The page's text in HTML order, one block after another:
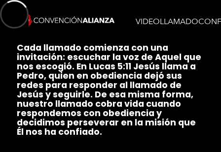
VIDEOLLAMADO
Cada llamado comienza con una
invitación: escuchar la voz de Aquel que
nos escogió. En Lucas 5:11 Jesús llama a
Pedro, quien en obediencia dejó sus
redes para responder al llamado de
Jesús y seguirle. De esa misma forma,
nuestro llamado cobra vida cuando
respondemos con obediencia y
decidimos perseverar en la misión que
Él nos ha confiado.